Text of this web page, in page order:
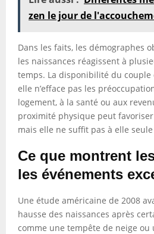
zen le jour de
Dans les faits, les démographes
les naissances réagissent à
temps. La disponibilité du couple
elle n’efface pas les
logement, à la santé ou aux
proximité physique peut
mais elle ne suffit pas à elle
Ce que montrent
les événements
Une étude américaine de 2008
hausse des naissances après
comme une tempête de neige ou